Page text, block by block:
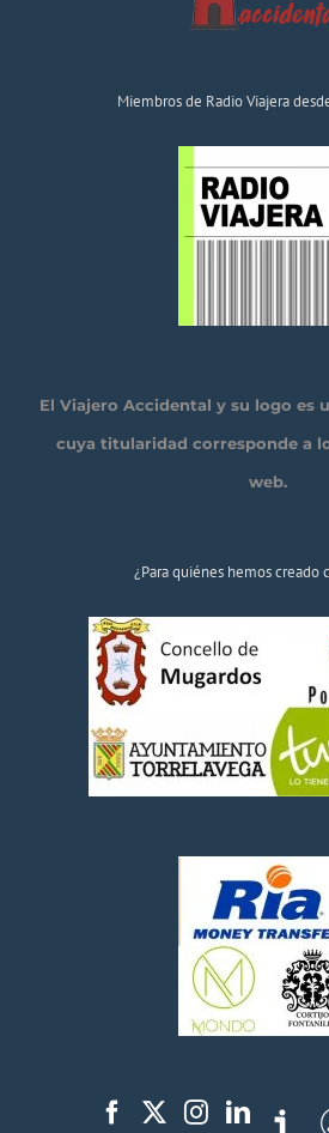
Miembros de Radio Viajera
El Viajero Accidental y su logo es
cuya titularidad corresponde a
web.
¿Para quiénes hemos creado